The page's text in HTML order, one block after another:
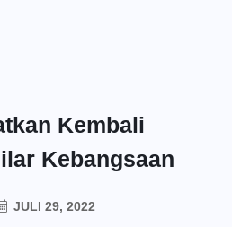
Kembali
Kebangsaan
JULI 29, 2022